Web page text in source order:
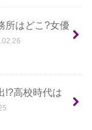
はどこ?女優
!?高校時代は